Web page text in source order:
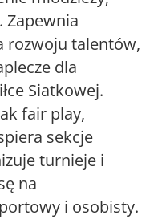
rozwoju talentów,
dla
Siatkowej.
fair play,
sekcje
turnieje i
na
i osobisty.